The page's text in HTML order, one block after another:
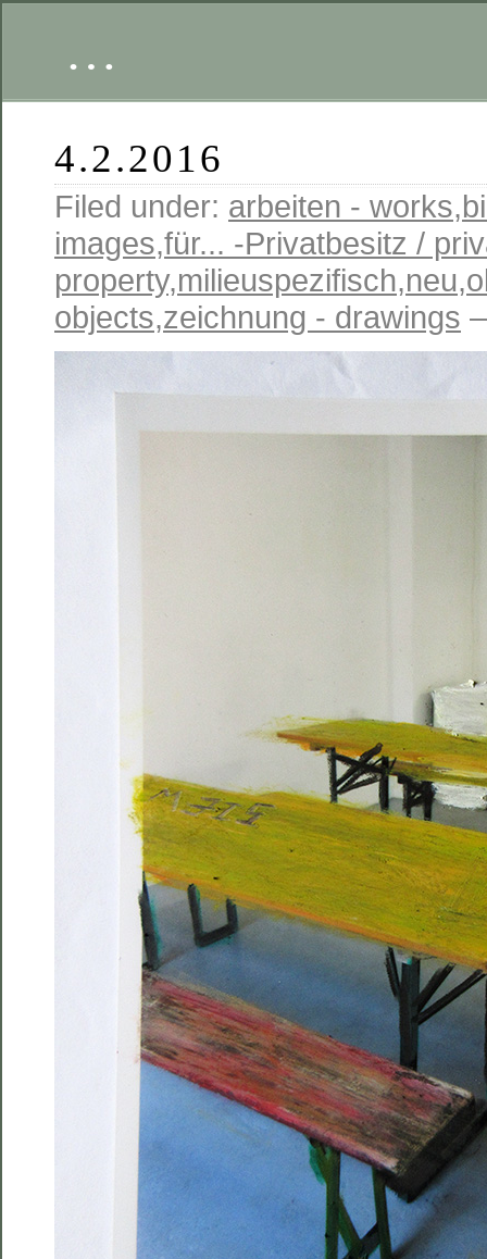
…
4.2.2016
Filed under: arbeiten - works,
images,für... -Privatbesitz /
property,milieuspezifisch,neu,
objects,zeichnung - drawings